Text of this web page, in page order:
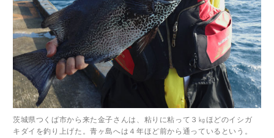
茨城県つくば市から来た金子さんは、粘りに粘って３㎏ほどのイシガ
キダイを釣り上げた。青ヶ島へは４年ほど前から通っているという。